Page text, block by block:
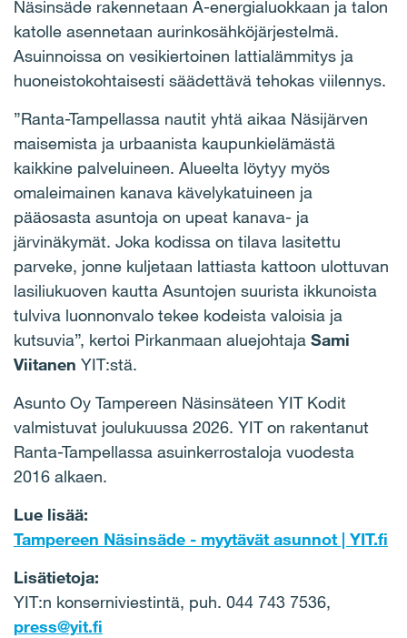
Näsinsäde rakennetaan A-energialuokkaan ja talon
katolle asennetaan aurinkosähköjärjestelmä.
Asuinnoissa on vesikiertoinen lattialämmitys ja
huoneistokohtaisesti säädettävä tehokas viilennys.
”Ranta-Tampellassa nautit yhtä aikaa Näsijärven
maisemista ja urbaanista kaupunkielämästä
kaikkine palveluineen. Alueelta löytyy myös
omaleimainen kanava kävelykatuineen ja
pääosasta asuntoja on upeat kanava- ja
järvinäkymät. Joka kodissa on tilava lasitettu
parveke, jonne kuljetaan lattiasta kattoon ulottuvan
lasiliukuoven kautta Asuntojen suurista ikkunoista
tulviva luonnonvalo tekee kodeista valoisia ja
kutsuvia”, kertoi Pirkanmaan aluejohtaja Sami
Viitanen YIT:stä.
Asunto Oy Tampereen Näsinsäteen YIT Kodit
valmistuvat joulukuussa 2026. YIT on rakentanut
Ranta-Tampellassa asuinkerrostaloja vuodesta
2016 alkaen.
Lue lisää:
Tampereen Näsinsäde - myytävät asunnot | YIT.fi
Lisätietoja:
YIT:n konserniviestintä, puh. 044 743 7536,
press@yit.fi